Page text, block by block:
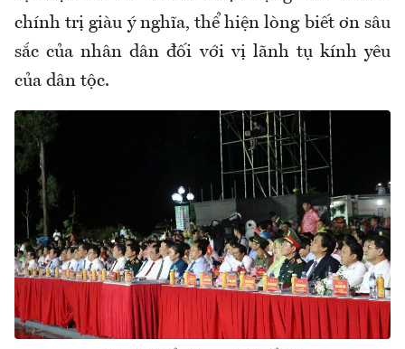
chính trị giàu ý nghĩa, thể hiện lòng biết ơn sâu
sắc của nhân dân đối với vị lãnh tụ kính yêu
của dân tộc.